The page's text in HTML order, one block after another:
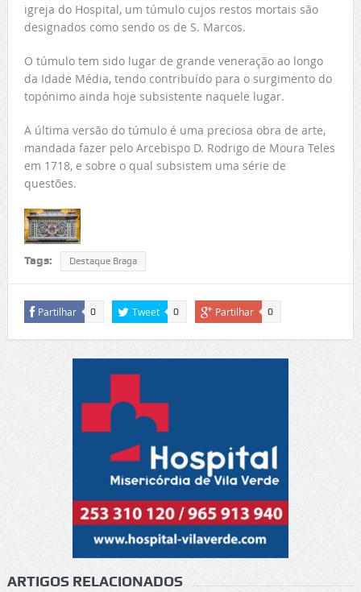
igreja do Hospital, um túmulo cujos restos mortais são
designados como sendo os de S. Marcos.
O túmulo tem sido lugar de grande veneração ao longo
da Idade Média, tendo contribuído para o surgimento do
topónimo ainda hoje subsistente naquele lugar.
A última versão do túmulo é uma preciosa obra de arte,
mandada fazer pelo Arcebispo D. Rodrigo de Moura Teles
em 1718, e sobre o qual subsistem uma série de
questões.
Tags: Destaque Braga
Partilhar 0 Tweet 0 Partilhar 0
ARTIGOS RELACIONADOS